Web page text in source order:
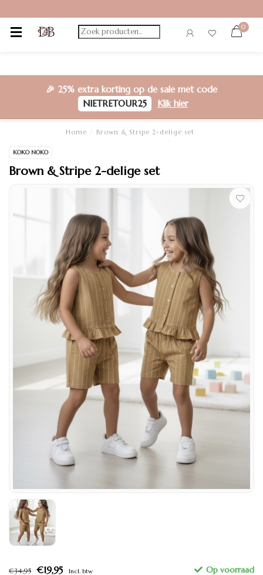
0
🎉 25% extra korting op de sale met code
NIETRETOUR25
Klik hier
Home Brown & Stripe 2-delige set
KOKO NOKO
Brown & Stripe 2-delige set
€34,95 €19,95 Incl. btw